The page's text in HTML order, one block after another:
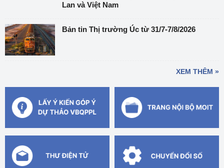
Lan và Việt Nam
Bản tin Thị trường Úc từ 31/7-7/8/2026
XEM THÊM »